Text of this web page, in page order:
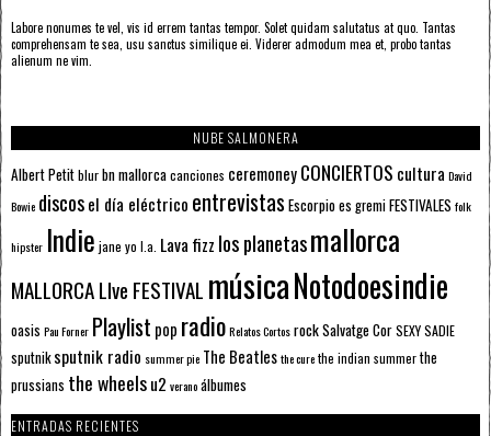
Labore nonumes te vel, vis id errem tantas tempor. Solet quidam salutatus at quo. Tantas
comprehensam te sea, usu sanctus similique ei. Viderer admodum mea et, probo tantas
alienum ne vim.
NUBE SALMONERA
Albert Petitblurbn mallorcacanciones ceremoneyCONCIERTOS cultura David
Bowie discosel día eléctrico entrevistas Escorpioes gremiFESTIVALES folk
hipster Indie jane yo l.a. Lava fizz los planetasmallorca
MALLORCA LIve FESTIVAL músicaNotodoesindie
oasis Pau Forner Playlist pop radioRelatos CortosrockSalvatge CorSEXY SADIE
sputnik sputnik radio summer pie The Beatlesthe curethe indian summerthe
prussians the wheelsu2 veranoálbumes
ENTRADAS RECIENTES